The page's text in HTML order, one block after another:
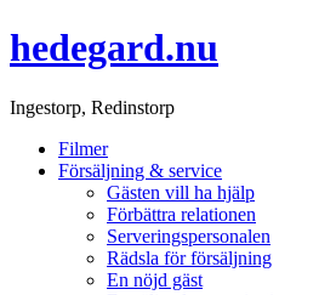
hedegard.nu
Ingestorp, Redinstorp
Filmer
Försäljning & service
Gästen vill ha hjälp
Förbättra relationen
Serveringspersonalen
Rädsla för försäljning
En nöjd gäst